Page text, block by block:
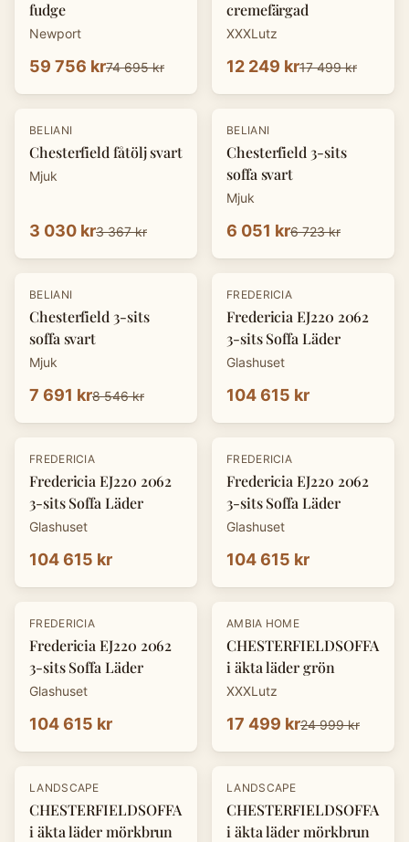
fudge
Newport
59 756 kr74 695 kr
cremefärgad
XXXLutz
12 249 kr17 499 kr
-10 %
BELIANI
Chesterfield fåtölj svart
Mjuk
3 030 kr3 367 kr
-10 %
BELIANI
Chesterfield 3-sits
soffa svart
Mjuk
6 051 kr6 723 kr
-10 %
BELIANI
Chesterfield 3-sits
soffa svart
Mjuk
7 691 kr8 546 kr
FREDERICIA
Fredericia EJ220 2062
3-sits Soffa Läder
Glashuset
104 615 kr
FREDERICIA
Fredericia EJ220 2062
3-sits Soffa Läder
Glashuset
104 615 kr
FREDERICIA
Fredericia EJ220 2062
3-sits Soffa Läder
Glashuset
104 615 kr
FREDERICIA
Fredericia EJ220 2062
3-sits Soffa Läder
Glashuset
104 615 kr
-30%
AMBIA HOME
CHESTERFIELDSOFFA
i äkta läder grön
XXXLutz
17 499 kr24 999 kr
- 30%
LANDSCAPE
CHESTERFIELDSOFFA
i äkta läder mörkbrun
- 30%
LANDSCAPE
CHESTERFIELDSOFFA
i äkta läder mörkbrun